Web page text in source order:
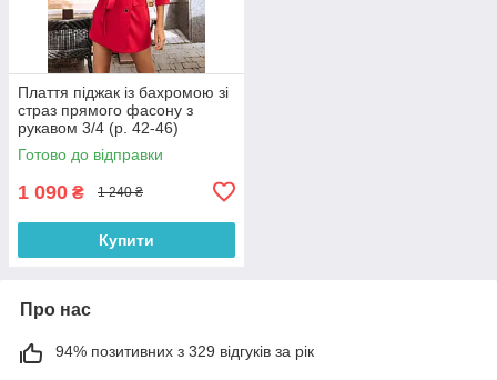
Плаття піджак із бахромою зі
страз прямого фасону з
рукавом 3/4 (р. 42-46)
66032050Qr
Готово до відправки
1 090 ₴ 1 240 ₴
Купити
Про нас
94% позитивних з 329 відгуків за рік